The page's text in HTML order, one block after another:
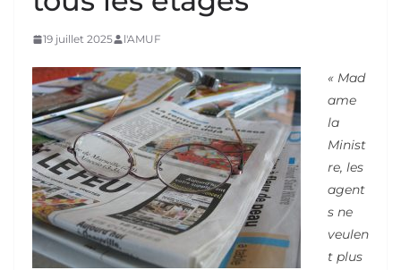
19 juillet 2025 l'AMUF
« Mad
ame
la
Minist
re, les
agent
s ne
veulen
t plus